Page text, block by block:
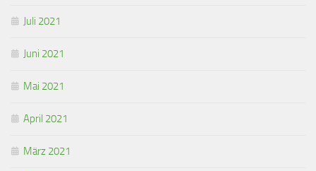
Juli 2021
Juni 2021
Mai 2021
April 2021
März 2021